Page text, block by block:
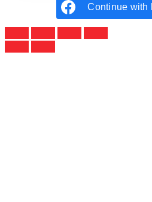
Continue with